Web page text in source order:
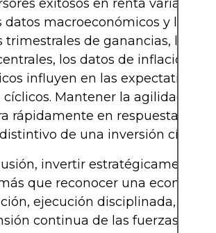
exitosos en renta variable
datos macroeconómicos y la
trimestrales de ganancias, los
los datos de inflación y
influyen en las expectativas
cíclicos. Mantener la agilidad
rápidamente en respuesta a las
de una inversión cíclica
invertir estratégicamente
que reconocer una economía
ejecución disciplinada,
continua de las fuerzas